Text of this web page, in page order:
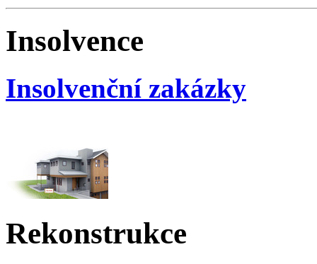
Insolvence
Insolvenční zakázky
Rekonstrukce